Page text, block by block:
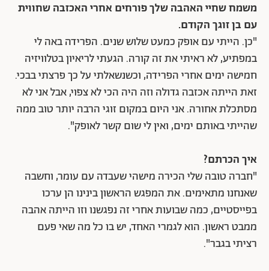
משמח שחיי האהבה שלך פורחים אחרי האכזבה שחווית
עם בן זוגך הקודם.
"כן. הייתי עם אופק כמעט שלוש שנים. הפרידה באה לי
במפתיע, לא ראיתי את זה קורה. הגעתי לריאיון בטלוויזיה
חמישה ימים אחרי הפרידה, וכשנשאלתי על כך פרצתי בבכי.
זאת הייתה אכזבה גדולה וזה היה הכי לא צפוי, אבל אני לא
מסתכלת אחורה. אני היום במקום זוגי הרבה יותר טוב ממה
שהייתי באותם ימים, ואין לי שום קשר לאופק".
איך הכרתם?
"חברה טובה שלי הכירה מישהי שעבדה עם עומר, וחשבה
שאנחנו מתאימים. את המפגש הראשון בינינו הן ערכו
בפייסטיים, כמה שבועות אחרי זה נפגשנו וזו הייתה אהבה
ממבט ראשון. הוא לגמרי האחד, יש בו כל מה שאי פעם
רציתי בגבר".